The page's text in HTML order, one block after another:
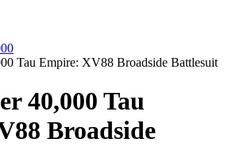
Tau Empire: XV88 Broadside Battlesuit
40,000 Tau
Broadside